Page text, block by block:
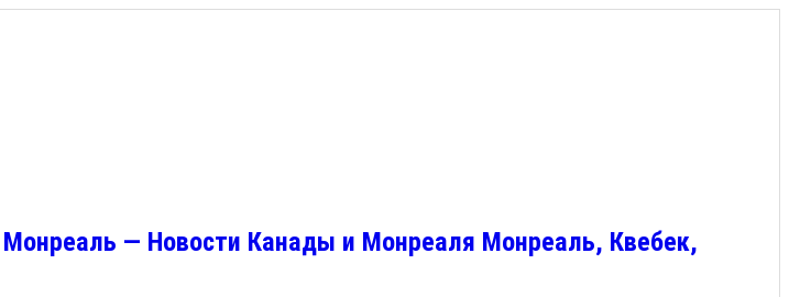
— Новости Канады и Монреаля Монреаль, Квебек,